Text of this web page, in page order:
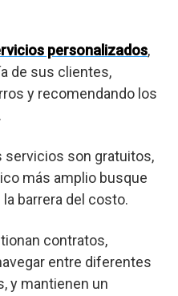
personalizados,
de sus clientes,
y recomendando los
servicios son gratuitos,
más amplio busque
barrera del costo.
contratos,
entre diferentes
y mantienen un